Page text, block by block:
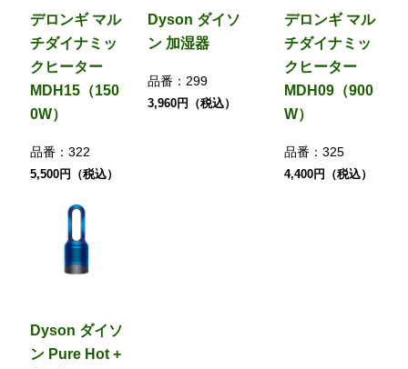
デロンギ マル
チダイナミッ
クヒーター
MDH15（150
0W）
品番： 322
5,500円（税込）
Dyson ダイソ
ン 加湿器
品番：299
3,960円（税込）
デロンギ マル
チダイナミッ
クヒーター
MDH09（900
W）
品番：325
4,400円（税込）
Dyson ダイソ
ン Pure Hot +